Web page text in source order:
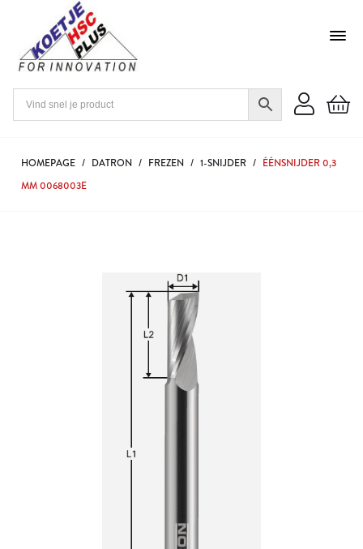
HOMEPAGE / DATRON / FREZEN / 1-SNIJDER / ÉÉNSNIJDER 0,3
MM 0068003E